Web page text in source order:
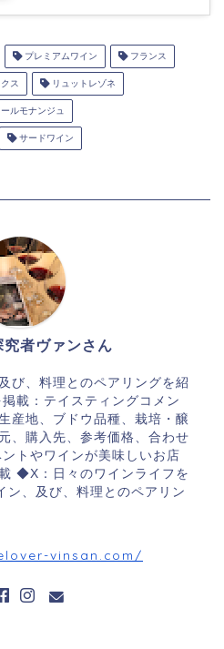
プレミアムワイン フランス
ス リュットレゾネ
ルモナンジュ
サードワイン
究者ヴァンさん
び、料理とのペアリングを紹
載：テイスティングコメン
産地、ブドウ品種、栽培・醸
、購入先、参考価格、合わせ
トやワインが美味しいお店
◆X：日々のワインライフを
、及び、料理とのペアリン
vinsan.com/